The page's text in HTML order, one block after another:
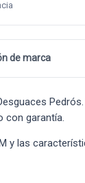
de marca
con garantía.
y las